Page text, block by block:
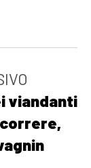
viandanti